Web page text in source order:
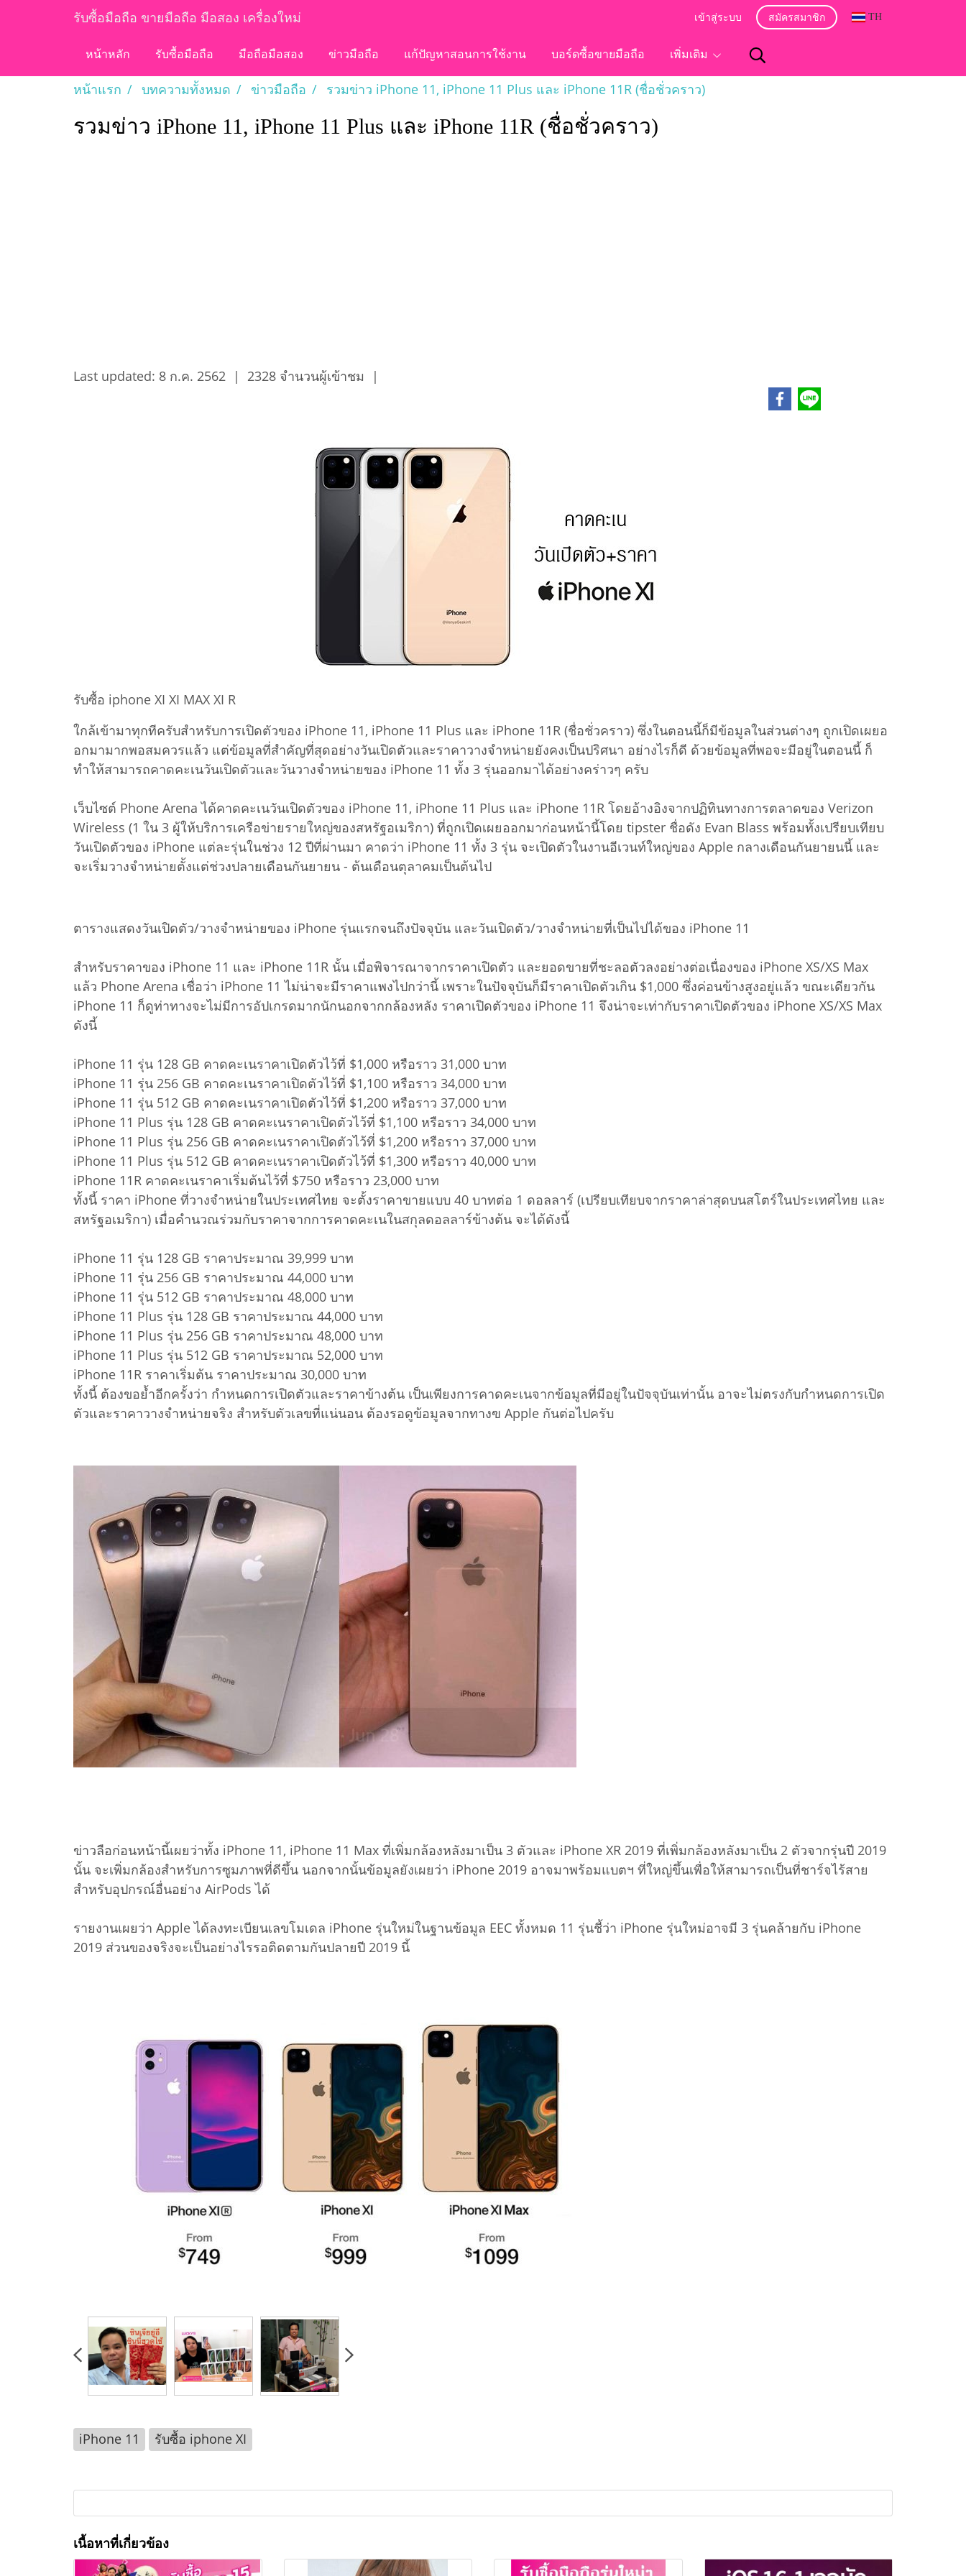
รับซื้อมือถือ ขายมือถือ มือสอง เครื่องใหม่ เข้าสู่ระบบ สมัครสมาชิก TH
หน้าหลัก รับซื้อมือถือ มือถือมือสอง ข่าวมือถือ แก้ปัญหาสอนการใช้งาน บอร์ดซื้อขายมือถือ เพิ่มเติม
หน้าแรก บทความทั้งหมด ข่าวมือถือ รวมข่าว iPhone 11, iPhone 11 Plus และ iPhone 11R (ชื่อชั่วคราว)
รวมข่าว iPhone 11, iPhone 11 Plus และ iPhone 11R (ชื่อชั่วคราว)
Last updated: 8 ก.ค. 2562 | 2328 จำนวนผู้เข้าชม |
รับซื้อ iphone XI XI MAX XI R
ใกล้เข้ามาทุกทีครับสำหรับการเปิดตัวของ iPhone 11, iPhone 11 Plus และ iPhone 11R (ชื่อชั่วคราว) ซึ่งในตอนนี้ก็มีข้อมูลในส่วนต่างๆ ถูกเปิดเผยอ
อกมามากพอสมควรแล้ว แต่ข้อมูลที่สำคัญที่สุดอย่างวันเปิดตัวและราคาวางจำหน่ายยังคงเป็นปริศนา อย่างไรก็ดี ด้วยข้อมูลที่พอจะมีอยู่ในตอนนี้ ก็
ทำให้สามารถคาดคะเนวันเปิดตัวและวันวางจำหน่ายของ iPhone 11 ทั้ง 3 รุ่นออกมาได้อย่างคร่าวๆ ครับ
เว็บไซต์ Phone Arena ได้คาดคะเนวันเปิดตัวของ iPhone 11, iPhone 11 Plus และ iPhone 11R โดยอ้างอิงจากปฏิทินทางการตลาดของ Verizon
Wireless (1 ใน 3 ผู้ให้บริการเครือข่ายรายใหญ่ของสหรัฐอเมริกา) ที่ถูกเปิดเผยออกมาก่อนหน้านี้โดย tipster ชื่อดัง Evan Blass พร้อมทั้งเปรียบเทียบ
วันเปิดตัวของ iPhone แต่ละรุ่นในช่วง 12 ปีที่ผ่านมา คาดว่า iPhone 11 ทั้ง 3 รุ่น จะเปิดตัวในงานอีเวนท์ใหญ่ของ Apple กลางเดือนกันยายนนี้ และ
จะเริ่มวางจำหน่ายตั้งแต่ช่วงปลายเดือนกันยายน - ต้นเดือนตุลาคมเป็นต้นไป
ตารางแสดงวันเปิดตัว/วางจำหน่ายของ iPhone รุ่นแรกจนถึงปัจจุบัน และวันเปิดตัว/วางจำหน่ายที่เป็นไปได้ของ iPhone 11
สำหรับราคาของ iPhone 11 และ iPhone 11R นั้น เมื่อพิจารณาจากราคาเปิดตัว และยอดขายที่ชะลอตัวลงอย่างต่อเนื่องของ iPhone XS/XS Max
แล้ว Phone Arena เชื่อว่า iPhone 11 ไม่น่าจะมีราคาแพงไปกว่านี้ เพราะในปัจจุบันก็มีราคาเปิดตัวเกิน $1,000 ซึ่งค่อนข้างสูงอยู่แล้ว ขณะเดียวกัน
iPhone 11 ก็ดูท่าทางจะไม่มีการอัปเกรดมากนักนอกจากกล้องหลัง ราคาเปิดตัวของ iPhone 11 จึงน่าจะเท่ากับราคาเปิดตัวของ iPhone XS/XS Max
ดังนี้
iPhone 11 รุ่น 128 GB คาดคะเนราคาเปิดตัวไว้ที่ $1,000 หรือราว 31,000 บาท
iPhone 11 รุ่น 256 GB คาดคะเนราคาเปิดตัวไว้ที่ $1,100 หรือราว 34,000 บาท
iPhone 11 รุ่น 512 GB คาดคะเนราคาเปิดตัวไว้ที่ $1,200 หรือราว 37,000 บาท
iPhone 11 Plus รุ่น 128 GB คาดคะเนราคาเปิดตัวไว้ที่ $1,100 หรือราว 34,000 บาท
iPhone 11 Plus รุ่น 256 GB คาดคะเนราคาเปิดตัวไว้ที่ $1,200 หรือราว 37,000 บาท
iPhone 11 Plus รุ่น 512 GB คาดคะเนราคาเปิดตัวไว้ที่ $1,300 หรือราว 40,000 บาท
iPhone 11R คาดคะเนราคาเริ่มต้นไว้ที่ $750 หรือราว 23,000 บาท
ทั้งนี้ ราคา iPhone ที่วางจำหน่ายในประเทศไทย จะตั้งราคาขายแบบ 40 บาทต่อ 1 ดอลลาร์ (เปรียบเทียบจากราคาล่าสุดบนสโตร์ในประเทศไทย และ
สหรัฐอเมริกา) เมื่อคำนวณร่วมกับราคาจากการคาดคะเนในสกุลดอลลาร์ข้างต้น จะได้ดังนี้
iPhone 11 รุ่น 128 GB ราคาประมาณ 39,999 บาท
iPhone 11 รุ่น 256 GB ราคาประมาณ 44,000 บาท
iPhone 11 รุ่น 512 GB ราคาประมาณ 48,000 บาท
iPhone 11 Plus รุ่น 128 GB ราคาประมาณ 44,000 บาท
iPhone 11 Plus รุ่น 256 GB ราคาประมาณ 48,000 บาท
iPhone 11 Plus รุ่น 512 GB ราคาประมาณ 52,000 บาท
iPhone 11R ราคาเริ่มต้น ราคาประมาณ 30,000 บาท
ทั้งนี้ ต้องขอย้ำอีกครั้งว่า กำหนดการเปิดตัวและราคาข้างต้น เป็นเพียงการคาดคะเนจากข้อมูลที่มีอยู่ในปัจจุบันเท่านั้น อาจะไม่ตรงกับกำหนดการเปิด
ตัวและราคาวางจำหน่ายจริง สำหรับตัวเลขที่แน่นอน ต้องรอดูข้อมูลจากทางฃ Apple กันต่อไปครับ
ข่าวลือก่อนหน้านี้เผยว่าทั้ง iPhone 11, iPhone 11 Max ที่เพิ่มกล้องหลังมาเป็น 3 ตัวและ iPhone XR 2019 ที่เพิ่มกล้องหลังมาเป็น 2 ตัวจากรุ่นปี 2019
นั้น จะเพิ่มกล้องสำหรับการซูมภาพที่ดีขึ้น นอกจากนั้นข้อมูลยังเผยว่า iPhone 2019 อาจมาพร้อมแบตฯ ที่ใหญ่ขึ้นเพื่อให้สามารถเป็นที่ชาร์จไร้สาย
สำหรับอุปกรณ์อื่นอย่าง AirPods ได้
รายงานเผยว่า Apple ได้ลงทะเบียนเลขโมเดล iPhone รุ่นใหม่ในฐานข้อมูล EEC ทั้งหมด 11 รุ่นชี้ว่า iPhone รุ่นใหม่อาจมี 3 รุ่นคล้ายกับ iPhone
2019 ส่วนของจริงจะเป็นอย่างไรรอติดตามกันปลายปี 2019 นี้
iPhone 11 รับซื้อ iphone XI
เนื้อหาที่เกี่ยวข้อง